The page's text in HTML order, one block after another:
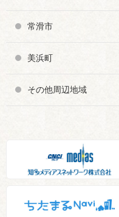
常滑市
美浜町
その他周辺地域